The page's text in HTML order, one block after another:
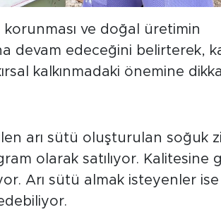
ve doğal üretimin
devam edeceğini belirterek,
kalkınmadaki önemine
arı sütü oluşturulan soğuk
olarak satılıyor. Kalitesine
Arı sütü almak isteyenler